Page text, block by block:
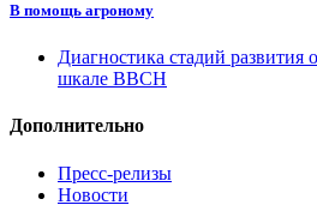
В помощь агроному
Диагностика стадий
шкале ВВСН
Дополнительно
Пресс-релизы
Новости